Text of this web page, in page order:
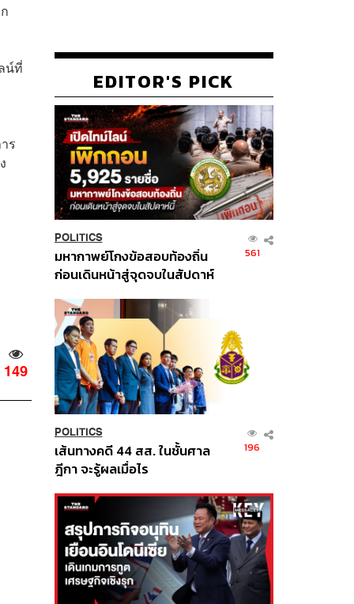
น์ที่
ร
149
EDITOR'S PICK
POLITICS
มหากาพย์โกงข้อสอบท้องถิ่น
ก่อนเดินหน้าสู่จุดจบในสัปดาห์
561
POLITICS
เส้นทางคดี 44 สส. ในชั้นศาล
ฎีกา จะรู้ผลเมื่อไร
196